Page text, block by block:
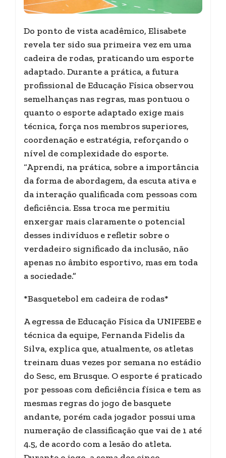
Do ponto de vista acadêmico, Elisabete
revela ter sido sua primeira vez em uma
cadeira de rodas, praticando um esporte
adaptado. Durante a prática, a futura
profissional de Educação Física observou
semelhanças nas regras, mas pontuou o
quanto o esporte adaptado exige mais
técnica, força nos membros superiores,
coordenação e estratégia, reforçando o
nível de complexidade do esporte.
“Aprendi, na prática, sobre a importância
da forma de abordagem, da escuta ativa e
da interação qualificada com pessoas com
deficiência. Essa troca me permitiu
enxergar mais claramente o potencial
desses indivíduos e refletir sobre o
verdadeiro significado da inclusão, não
apenas no âmbito esportivo, mas em toda
a sociedade.”
*Basquetebol em cadeira de rodas*
A egressa de Educação Física da UNIFEBE e
técnica da equipe, Fernanda Fidelis da
Silva, explica que, atualmente, os atletas
treinam duas vezes por semana no estádio
do Sesc, em Brusque. O esporte é praticado
por pessoas com deficiência física e tem as
mesmas regras do jogo de basquete
andante, porém cada jogador possui uma
numeração de classificação que vai de 1 até
4.5, de acordo com a lesão do atleta.